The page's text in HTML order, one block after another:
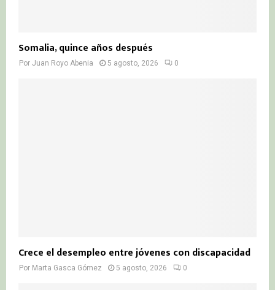
Somalia, quince años después
Por Juan Royo Abenia 5 agosto, 2026 0
Crece el desempleo entre jóvenes con discapacidad
Por Marta Gasca Gómez 5 agosto, 2026 0